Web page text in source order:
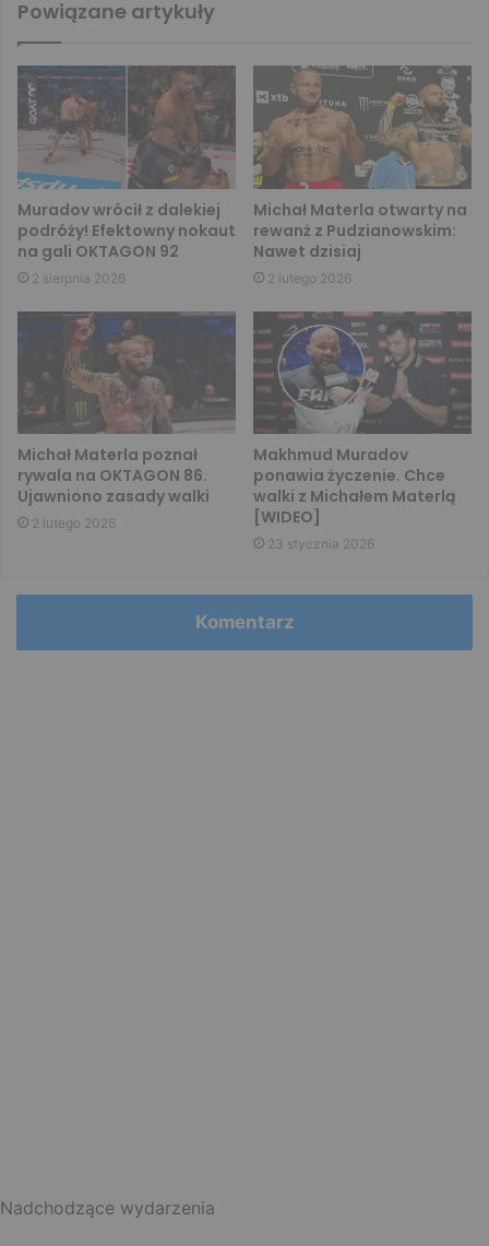
Powiązane artykuły
Muradov wrócił z dalekiej
podróży! Efektowny nokaut
na gali OKTAGON 92
2 sierpnia 2026
Michał Materla otwarty na
rewanż z Pudzianowskim:
Nawet dzisiaj
2 lutego 2026
Michał Materla poznał
rywala na OKTAGON 86.
Ujawniono zasady walki
2 lutego 2026
Makhmud Muradov
ponawia życzenie. Chce
walki z Michałem Materlą
[WIDEO]
23 stycznia 2026
Komentarz
Nadchodzące wydarzenia